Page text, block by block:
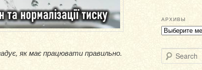
як має працювати правильно.
АРХИВЫ
Архивы
Search